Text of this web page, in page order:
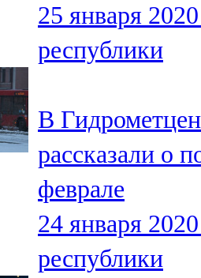
25 января 2020
республики
В
рассказали о
феврале
24 января 2020
республики